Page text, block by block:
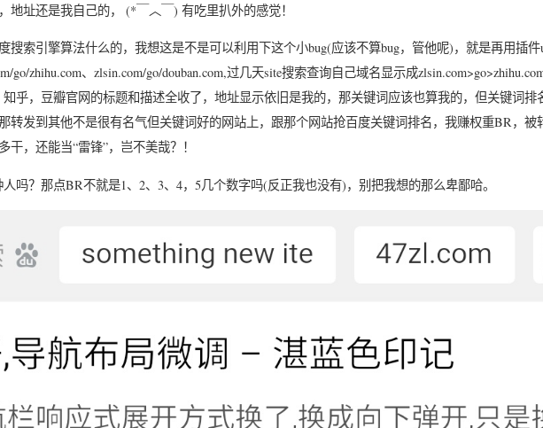
地址还是我自己的， (*￣︿￣) 有吃里扒外的感觉！
搜索引擎算法什么的，我想这是不是可以利用下这个小bug(应该不算bug，管他呢)，就是再用插
go/zhihu.com、zlsin.com/go/douban.com,过几天site搜索查询自己域名显示成
知乎，豆瓣官网的标题和描述全收了，地址显示依旧是我的，那关键词应该也算我的，但关键词排
转发到其他不是很有名气但关键词好的网站上，跟那个网站抢百度关键词排名，我赚权重BR，被
，还能当“雷锋”，岂不美哉？！
吗？那点BR不就是1、2、3、4，5几个数字吗(反正我也没有)，别把我想的那么卑鄙哈。